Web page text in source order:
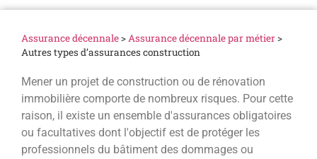
Assurance décennale>Assurance décennale par métier>
Autres types d’assurances construction
Mener un projet de construction ou de rénovation
immobilière comporte de nombreux risques. Pour cette
raison, il existe un ensemble d'assurances obligatoires
ou facultatives dont l'objectif est de protéger les
professionnels du bâtiment des dommages ou